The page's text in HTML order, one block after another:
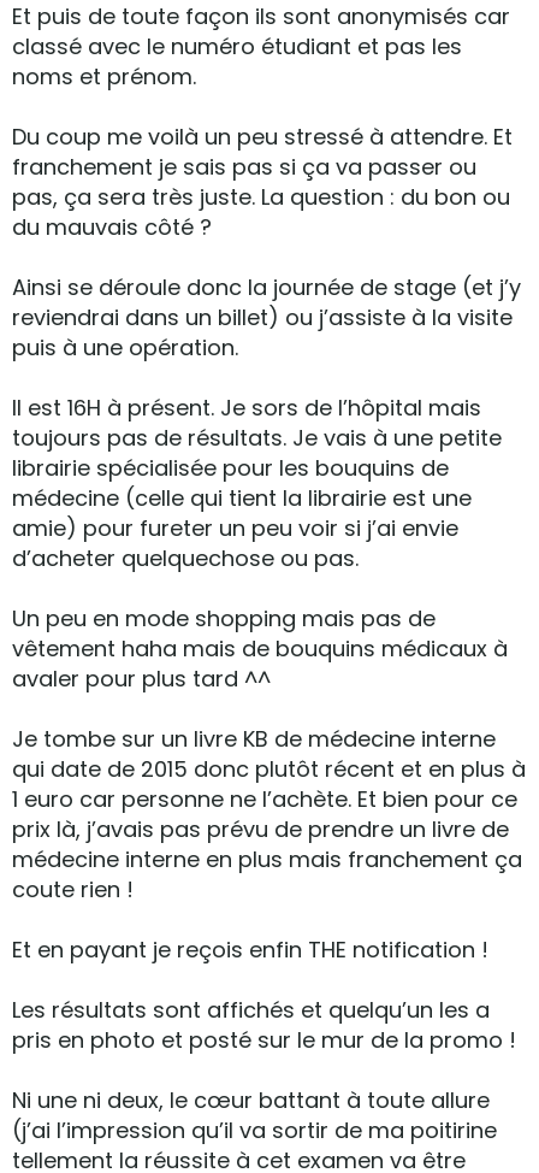
Et puis de toute façon ils sont anonymisés car
classé avec le numéro étudiant et pas les
noms et prénom.
Du coup me voilà un peu stressé à attendre. Et
franchement je sais pas si ça va passer ou
pas, ça sera très juste. La question : du bon ou
du mauvais côté ?
Ainsi se déroule donc la journée de stage (et j’y
reviendrai dans un billet) ou j’assiste à la visite
puis à une opération.
Il est 16H à présent. Je sors de l’hôpital mais
toujours pas de résultats. Je vais à une petite
librairie spécialisée pour les bouquins de
médecine (celle qui tient la librairie est une
amie) pour fureter un peu voir si j’ai envie
d’acheter quelquechose ou pas.
Un peu en mode shopping mais pas de
vêtement haha mais de bouquins médicaux à
avaler pour plus tard ^^
Je tombe sur un livre KB de médecine interne
qui date de 2015 donc plutôt récent et en plus à
1 euro car personne ne l’achète. Et bien pour ce
prix là, j’avais pas prévu de prendre un livre de
médecine interne en plus mais franchement ça
coute rien !
Et en payant je reçois enfin THE notification !
Les résultats sont affichés et quelqu’un les a
pris en photo et posté sur le mur de la promo !
Ni une ni deux, le cœur battant à toute allure
(j’ai l’impression qu’il va sortir de ma poitirine
tellement la réussite à cet examen va être